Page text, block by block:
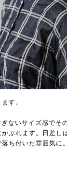
す。
ないサイズ感でそ
ぶれます。日差し
ち付いた雰囲気に。